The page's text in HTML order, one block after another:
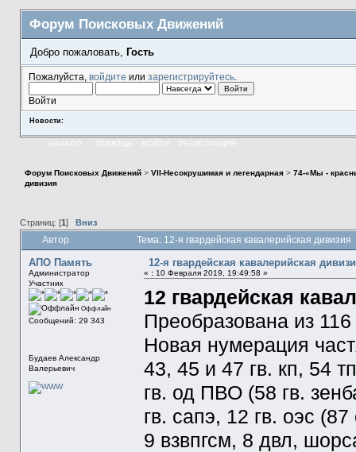
Форум Поисковых Движений
Добро пожаловать, Гость
Пожалуйста, войдите или зарегистрируйтесь.
Войти
Новости:
НАЧАЛО ПОМОЩЬ ВОЙТИ РЕГИСТРАЦИЯ
Форум Поисковых Движений> VII-Несокрушимая и легендарная> 74-«Мы -
дивизия
Страниц: [1 ] Вниз
Автор Тема: 12-я гвардейская кавалерийская
АПО Память
Администратор
Участник
Оффлайн
Сообщений: 29 343
Будаев Александр
Валерьевич
12-я гвардейская кавалерийская
« :10 Февраля 2019, 19:49:58 »
12 гвардейская
Преобразована из 116
Новая нумерация
43, 45 и 47 гв. кп, 54
гв. од ПВО (58 гв.
гв. сапэ, 12 гв. оэс
9 взвпгсм, 8 двл,